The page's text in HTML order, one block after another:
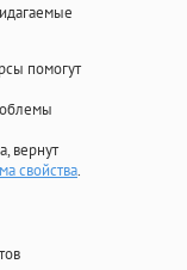
помогут
вернут
свойства.